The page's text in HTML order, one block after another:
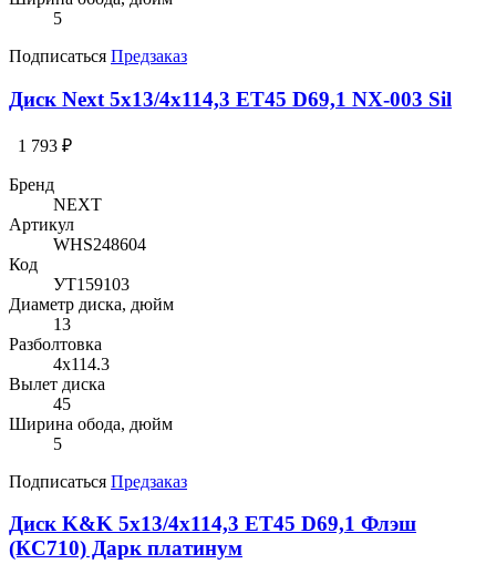
5
Подписаться Предзаказ
Диск Next 5x13/4x114,3 ET45 D69,1 NX-003 Sil
1 793 ₽
Бренд
NEXT
Артикул
WHS248604
Код
УТ159103
Диаметр диска, дюйм
13
Разболтовка
4x114.3
Вылет диска
45
Ширина обода, дюйм
5
Подписаться Предзаказ
Диск K&K 5x13/4x114,3 ET45 D69,1 Флэш
(КС710) Дарк платинум